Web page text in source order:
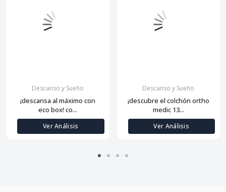
Descanso y Sueño
¡descansa al máximo con
eco box! co...
Ver Análisis
Descanso y Sueño
¡descubre el colchón ortho
medic 13...
Ver Análisis